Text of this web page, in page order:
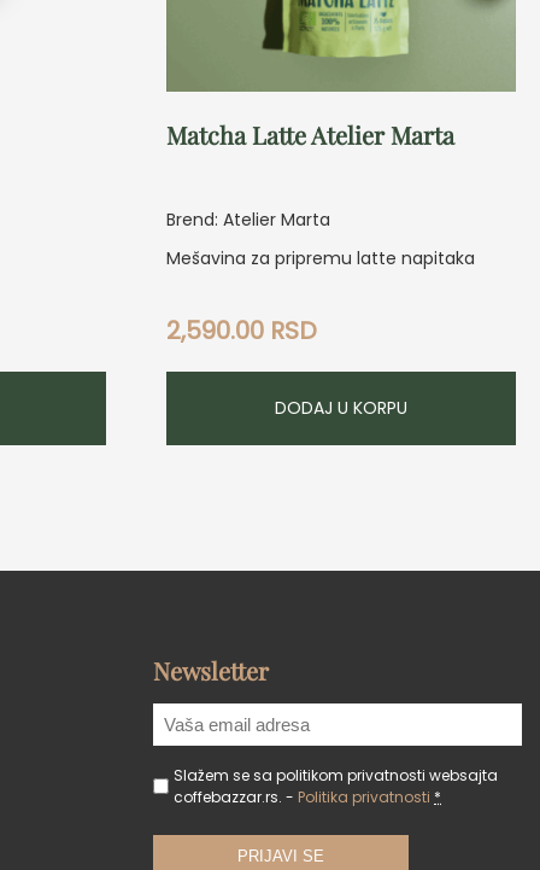
Matcha Latte Atelier Marta
Brend: Atelier Marta
Mešavina za pripremu latte napitaka
2,590.00 RSD
DODAJ U KORPU
Newsletter
Slažem se sa politikom privatnosti websajta
coffebazzar.rs. - Politika privatnosti *